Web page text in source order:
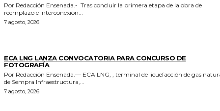
Por Redacción Ensenada.- Tras concluir la primera etapa de la obra de
reemplazo e interconexión...
7 agosto, 2026
ECA LNG LANZA CONVOCATORIA PARA CONCURSO DE
FOTOGRAFÍA
Por Redacción Ensenada.— ECA LNG, , terminal de licuefacción de gas natural
de Sempra Infraestructura,...
7 agosto, 2026